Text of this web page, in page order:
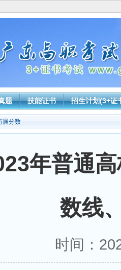
题 技能证书 招生计划(3+证
届分数
年普通
数线
时间：